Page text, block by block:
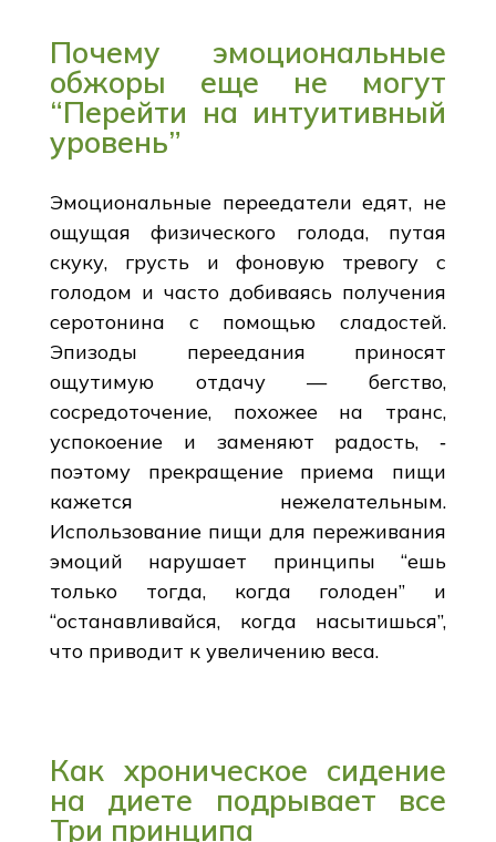
Почему эмоциональные
обжоры еще не могут
“Перейти на интуитивный
уровень”
Эмоциональные переедатели едят, не
ощущая физического голода, путая
скуку, грусть и фоновую тревогу с
голодом и часто добиваясь получения
серотонина с помощью сладостей.
Эпизоды переедания приносят
ощутимую отдачу — бегство,
сосредоточение, похожее на транс,
успокоение и заменяют радость, ‑
поэтому прекращение приема пищи
кажется нежелательным.
Использование пищи для переживания
эмоций нарушает принципы “ешь
только тогда, когда голоден” и
“останавливайся, когда насытишься”,
что приводит к увеличению веса.
Как хроническое сидение
на диете подрывает все
Три принципа